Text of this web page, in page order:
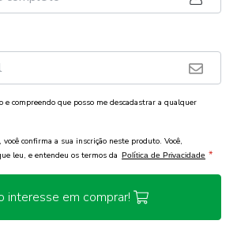
e compreendo que posso me descadastrar a qualquer
confirma a sua inscrição neste produto. Você,
leu, e entendeu os termos da Política de Privacidade *
interesse em comprar!